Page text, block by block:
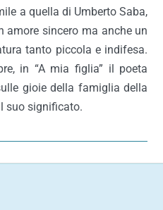
a quella di Umberto Saba,
amore sincero ma anche un
tanto piccola e indifesa.
in “A mia figlia” il poeta
gioie della famiglia della
suo significato.